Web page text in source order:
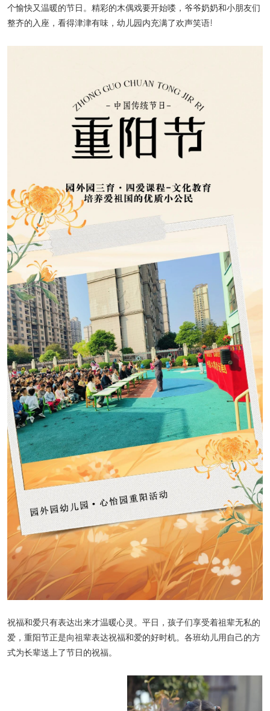
个愉快又温暖的节日。精彩的木偶戏要开始喽，爷爷奶奶和小朋友们
整齐的入座，看得津津有味，幼儿园内充满了欢声笑语!
祝福和爱只有表达出来才温暖心灵。平日，孩子们享受着祖辈无私的
爱，重阳节正是向祖辈表达祝福和爱的好时机。各班幼儿用自己的方
式为长辈送上了节日的祝福。